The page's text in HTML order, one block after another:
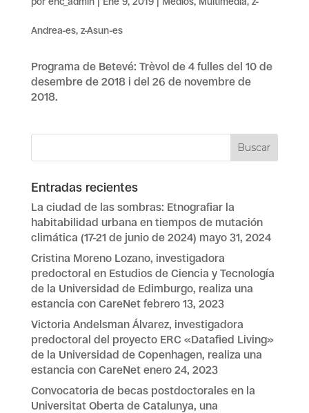
Andrea-es, z-Asun-es
Programa de Betevé: Trèvol de 4 fulles del 10 de
desembre de 2018 i del 26 de novembre de
2018.
Entradas recientes
La ciudad de las sombras: Etnografiar la
habitabilidad urbana en tiempos de mutación
climática (17-21 de junio de 2024) mayo 31, 2024
Cristina Moreno Lozano, investigadora
predoctoral en Estudios de Ciencia y Tecnología
de la Universidad de Edimburgo, realiza una
estancia con CareNet febrero 13, 2023
Victoria Andelsman Álvarez, investigadora
predoctoral del proyecto ERC «Datafied Living»
de la Universidad de Copenhagen, realiza una
estancia con CareNet enero 24, 2023
Convocatoria de becas postdoctorales en la
Universitat Oberta de Catalunya, una